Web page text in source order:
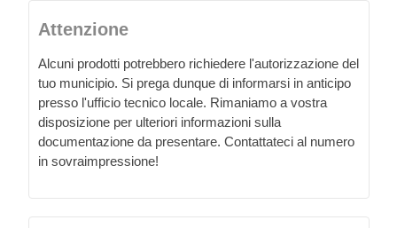
Attenzione
Alcuni prodotti potrebbero richiedere l'autorizzazione del
tuo municipio. Si prega dunque di informarsi in anticipo
presso l'ufficio tecnico locale. Rimaniamo a vostra
disposizione per ulteriori informazioni sulla
documentazione da presentare. Contattateci al numero
in sovraimpressione!